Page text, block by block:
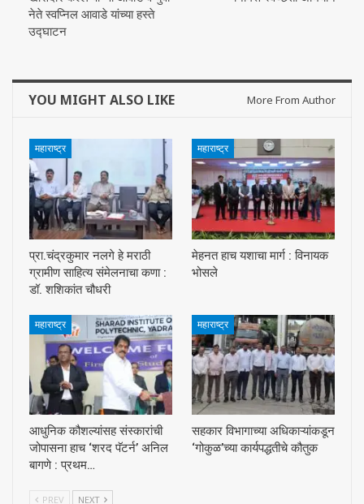
नेते स्वप्निल आवाडे यांच्या हस्ते
उद्घाटन
YOU MIGHT ALSO LIKE More From Author
महाराष्ट्र
प्रा.चंद्रकुमार नलगे हे मराठी
ग्रामीण साहित्य संमेलनाचा कणा :
डॉ. शशिकांत चौधरी
महाराष्ट्र
मेहनत हाच यशाचा मार्ग : विनायक
भोसले
महाराष्ट्र
आधुनिक कौशल्यांसह संस्कारांची
जोपासना हाच ‘शरद पॅटर्न’ अनिल
बागणे : प्रथम…
महाराष्ट्र
सहकार विभागाच्या अधिकाऱ्यांकडून
‘गोकुळ’च्या कार्यपद्धतीचे कौतुक
PREV NEXT